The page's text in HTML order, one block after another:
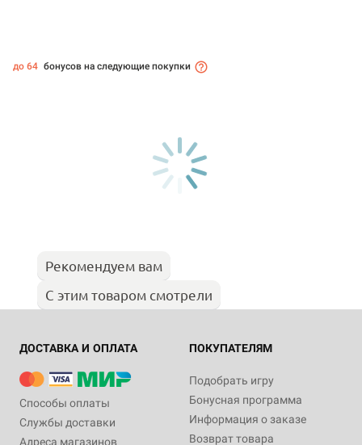
до 64 бонусов на следующие покупки
Рекомендуем вам
С этим товаром смотрели
ДОСТАВКА И ОПЛАТА
Способы оплаты
Службы доставки
Адреса магазинов
ПОКУПАТЕЛЯМ
Подобрать игру
Бонусная программа
Информация о заказе
Возврат товара